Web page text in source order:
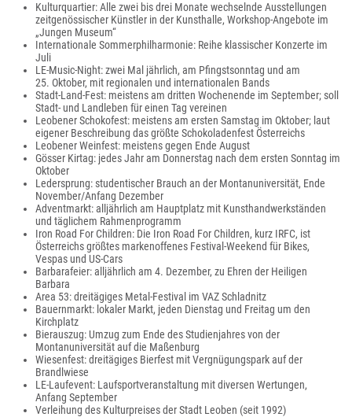
Kulturquartier: Alle zwei bis drei Monate wechselnde Ausstellungen
zeitgenössischer Künstler in der Kunsthalle, Workshop-Angebote im
„Jungen Museum“
Internationale Sommerphilharmonie: Reihe klassischer Konzerte im
Juli
LE-Music-Night: zwei Mal jährlich, am Pfingstsonntag und am
25. Oktober, mit regionalen und internationalen Bands
Stadt-Land-Fest: meistens am dritten Wochenende im September; soll
Stadt- und Landleben für einen Tag vereinen
Leobener Schokofest: meistens am ersten Samstag im Oktober; laut
eigener Beschreibung das größte Schokoladenfest Österreichs
Leobener Weinfest: meistens gegen Ende August
Gösser Kirtag: jedes Jahr am Donnerstag nach dem ersten Sonntag im
Oktober
Ledersprung: studentischer Brauch an der Montanuniversität, Ende
November/Anfang Dezember
Adventmarkt: alljährlich am Hauptplatz mit Kunsthandwerkständen
und täglichem Rahmenprogramm
Iron Road For Children: Die Iron Road For Children, kurz IRFC, ist
Österreichs größtes markenoffenes Festival-Weekend für Bikes,
Vespas und US-Cars
Barbarafeier: alljährlich am 4. Dezember, zu Ehren der Heiligen
Barbara
Area 53: dreitägiges Metal-Festival im VAZ Schladnitz
Bauernmarkt: lokaler Markt, jeden Dienstag und Freitag um den
Kirchplatz
Bierauszug: Umzug zum Ende des Studienjahres von der
Montanuniversität auf die Maßenburg
Wiesenfest: dreitägiges Bierfest mit Vergnügungspark auf der
Brandlwiese
LE-Laufevent: Laufsportveranstaltung mit diversen Wertungen,
Anfang September
Verleihung des Kulturpreises der Stadt Leoben (seit 1992)